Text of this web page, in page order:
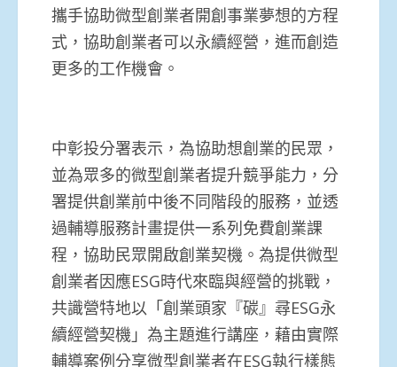
攜手協助微型創業者開創事業夢想的方程
式，協助創業者可以永續經營，進而創造
更多的工作機會。
中彰投分署表示，為協助想創業的民眾，
並為眾多的微型創業者提升競爭能力，分
署提供創業前中後不同階段的服務，並透
過輔導服務計畫提供一系列免費創業課
程，協助民眾開啟創業契機。為提供微型
創業者因應ESG時代來臨與經營的挑戰，
共識營特地以「創業頭家『碳』尋ESG永
續經營契機」為主題進行講座，藉由實際
輔導案例分享微型創業者在ESG執行樣態